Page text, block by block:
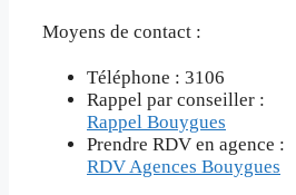
Moyens de contact :
Téléphone : 3106
Rappel par conseiller :
Rappel Bouygues
Prendre RDV en agence :
RDV Agences Bouygues